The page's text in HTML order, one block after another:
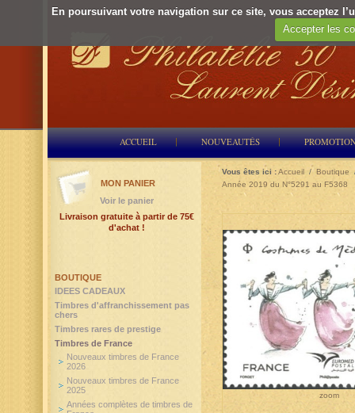
En poursuivant votre navigation sur ce site, vous acceptez
Accepter les
ACCUEIL NOUVEAUTÉS
Vous êtes ici :Accueil / Boutique
Année 2019 du N°5291 au F5368
zoom
BOUTIQUE
IDEES CADEAUX
Timbres d'affranchissement pas
chers
Timbres rares de prestige
Timbres de France
Nouveaux timbres de France
2026
Nouveaux timbres de France
2025
Années complètes de timbres de
MON PANIER
Voir le panier
Livraison gratuite à partir de 75€
d'achat !